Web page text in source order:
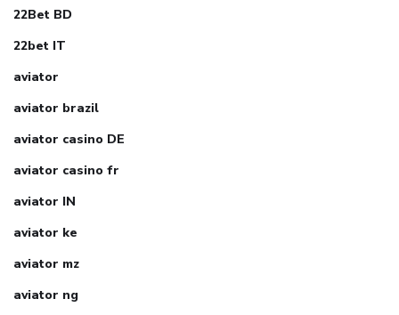
22Bet BD
22bet IT
aviator
aviator brazil
aviator casino DE
aviator casino fr
aviator IN
aviator ke
aviator mz
aviator ng